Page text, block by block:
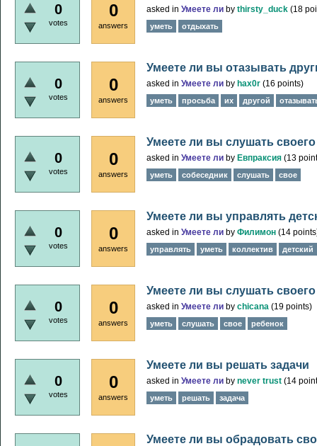
0
votes
0
answers
asked in Умеете ли by thirsty_duck (18
уметь отдыхать
0
votes
0
answers
Умеете ли вы отазывать
asked in Умеете ли by hax0r (16 points)
уметь просьба их другой
0
votes
0
answers
Умеете ли вы слушать
asked in Умеете ли by Евпраксия (13
уметь собеседник слушать свое
0
votes
0
answers
Умеете ли вы управлять
asked in Умеете ли by Филимон (14
управлять уметь коллектив детский
0
votes
0
answers
Умеете ли вы слушать
asked in Умеете ли by chicana (19 points)
уметь слушать свое ребенок
0
votes
0
answers
Умеете ли вы решать задачи
asked in Умеете ли by never trust (14
уметь решать задача
Умеете ли вы обрадовать